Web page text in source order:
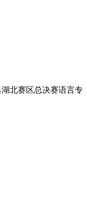
北赛区总决赛语言专